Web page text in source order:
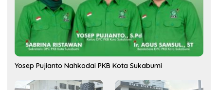
Yosep Pujianto Nahkodai PKB Kota Sukabumi